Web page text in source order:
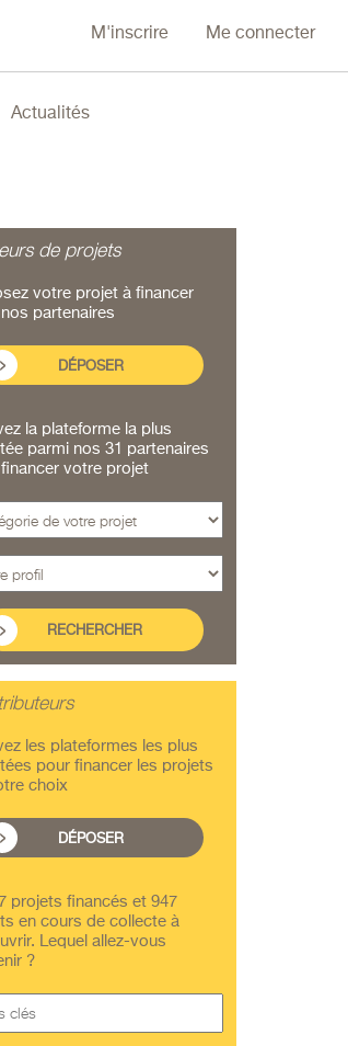
M'inscrire Me connecter
Actualités
de projets
votre projet à financer
partenaires
DÉPOSER
la plateforme la plus
parmi nos 31 partenaires
votre projet
les plateformes les plus
pour financer les projets
choix
DÉPOSER
projets financés et 947
en cours de collecte à
Lequel allez-vous
?